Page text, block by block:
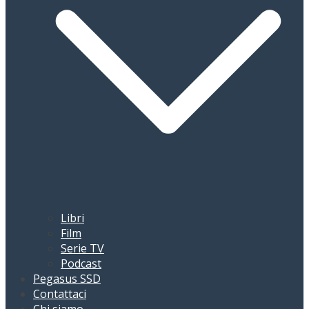
Libri
Film
Serie TV
Podcast
Pegasus SSD
Contattaci